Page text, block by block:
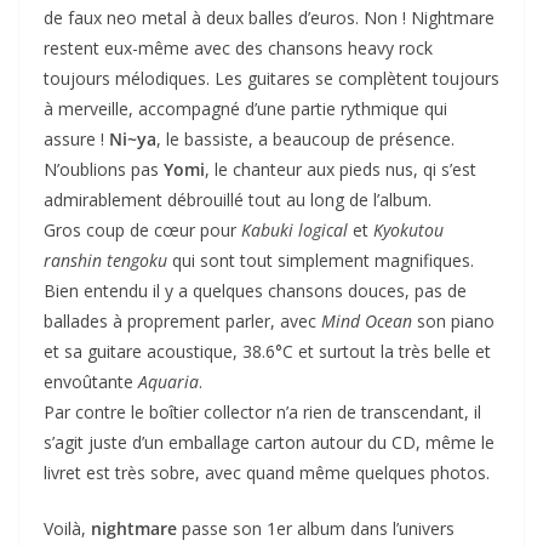
de faux neo metal à deux balles d’euros. Non ! Nightmare
restent eux-même avec des chansons heavy rock
toujours mélodiques. Les guitares se complètent toujours
à merveille, accompagné d’une partie rythmique qui
assure ! Ni~ya, le bassiste, a beaucoup de présence.
N’oublions pas Yomi, le chanteur aux pieds nus, qi s’est
admirablement débrouillé tout au long de l’album.
Gros coup de cœur pour Kabuki logical et Kyokutou
ranshin tengoku qui sont tout simplement magnifiques.
Bien entendu il y a quelques chansons douces, pas de
ballades à proprement parler, avec Mind Ocean son piano
et sa guitare acoustique, 38.6°C et surtout la très belle et
envoûtanteAquaria.
Par contre le boîtier collector n’a rien de transcendant, il
s’agit juste d’un emballage carton autour du CD, même le
livret est très sobre, avec quand même quelques photos.
Voilà, nightmare passe son 1er album dans l’univers